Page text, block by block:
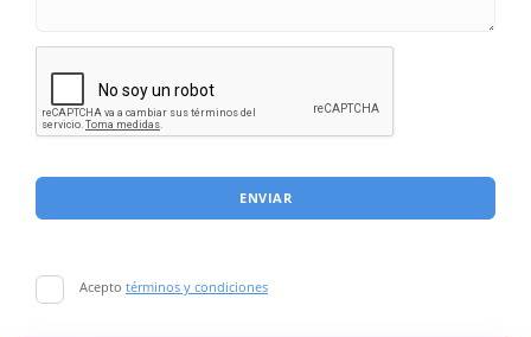
ENVIAR
Acepto términos y condiciones